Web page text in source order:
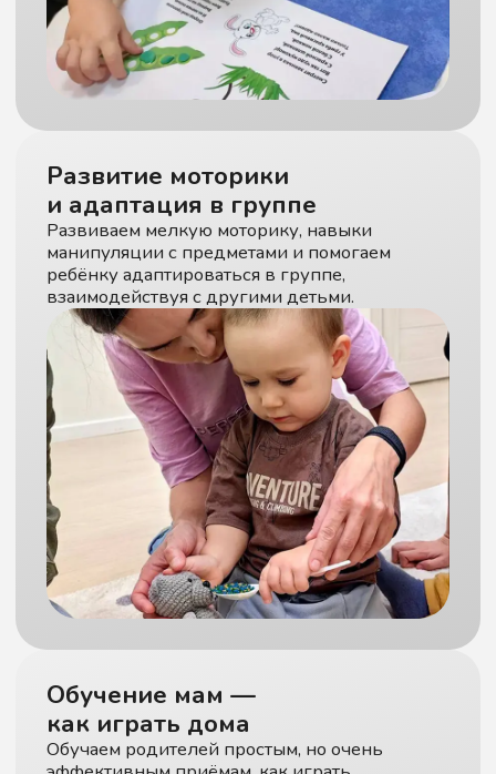
Запись
на пробное
занятие
Стоимость пробного занятия
составляем 1 000 рублей
Где удобнее связаться?
Нажимая на кнопку, вы даёте
обработку персональных данныхи согласие с
политикой конфиденциальности